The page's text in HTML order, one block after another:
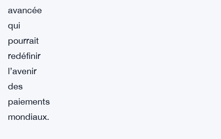
avancée
qui
pourrait
redéfinir
l’avenir
des
paiements
mondiaux.